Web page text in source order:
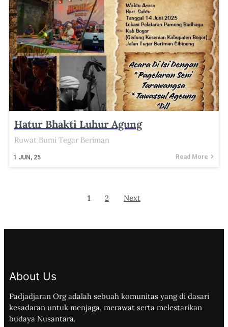
Hatur Bhakti Luhur Agung
1 JUN, 25
Ruwat Bumi Tegar Beriman
Read More
1 2 Next
About Us
Padjadjaran Org adalah sebuah komunitas yang di dasari
kesadaran untuk menjaga, merawat serta melestarikan
budaya Nusantara.